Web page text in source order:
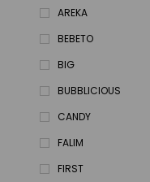
AREKA
BEBETO
BIG
BUBBLICIOUS
CANDY
FALIM
FIRST